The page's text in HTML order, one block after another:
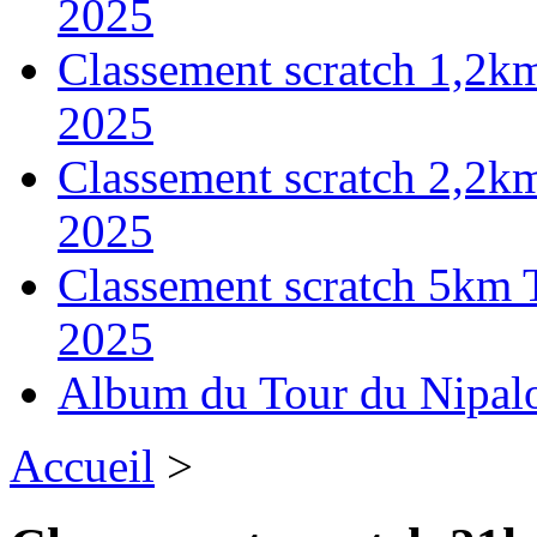
2025
Classement scratch
2025
Classement scratch
2025
Classement scratch
2025
Album du Tour du
Accueil >